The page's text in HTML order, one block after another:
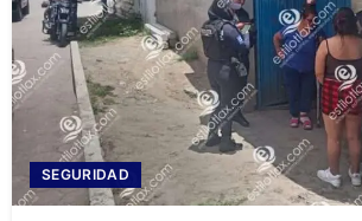
SEGURIDAD